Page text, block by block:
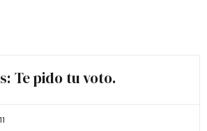
Te pido tu voto.